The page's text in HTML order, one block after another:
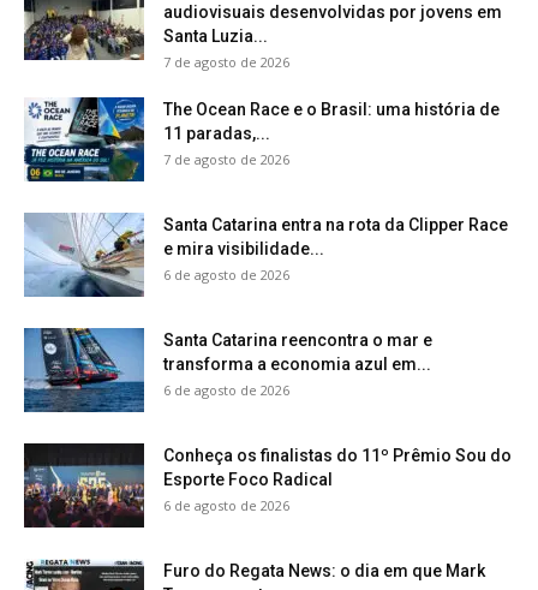
audiovisuais desenvolvidas por jovens em
Santa Luzia...
7 de agosto de 2026
The Ocean Race e o Brasil: uma história de
11 paradas,...
7 de agosto de 2026
Santa Catarina entra na rota da Clipper Race
e mira visibilidade...
6 de agosto de 2026
Santa Catarina reencontra o mar e
transforma a economia azul em...
6 de agosto de 2026
Conheça os finalistas do 11º Prêmio Sou do
Esporte Foco Radical
6 de agosto de 2026
Furo do Regata News: o dia em que Mark